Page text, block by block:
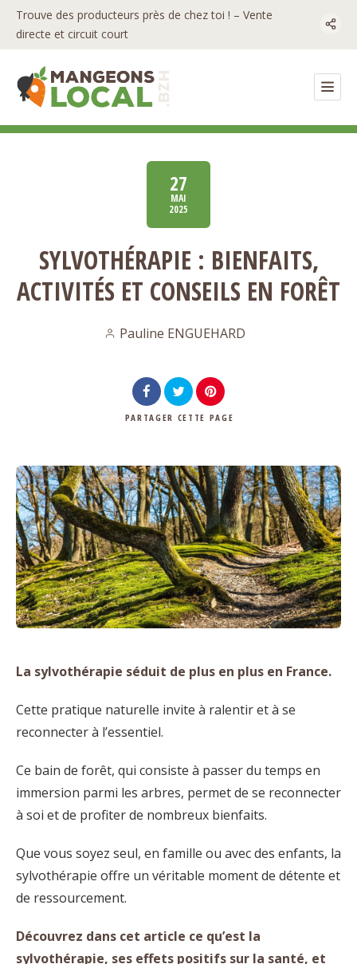
Trouve des producteurs près de chez toi ! – Vente
directe et circuit court
27
MAI
2025
SYLVOTHÉRAPIE : BIENFAITS,
ACTIVITÉS ET CONSEILS EN FORÊT
Pauline ENGUEHARD
PARTAGER CETTE PAGE
La sylvothérapie séduit de plus en plus en France.
Cette pratique naturelle invite à ralentir et à se
reconnecter à l’essentiel.
Ce bain de forêt, qui consiste à passer du temps en
immersion parmi les arbres, permet de se reconnecter
à soi et de profiter de nombreux bienfaits.
Que vous soyez seul, en famille ou avec des enfants, la
sylvothérapie offre un véritable moment de détente et
de ressourcement.
Découvrez dans cet article ce qu’est la
sylvothérapie, ses effets positifs sur la santé, et